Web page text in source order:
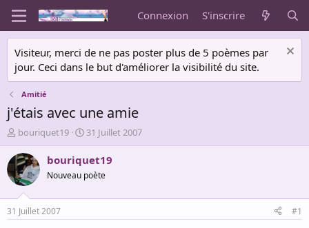
Connexion S'inscrire
Visiteur, merci de ne pas poster plus de 5 poèmes par
jour. Ceci dans le but d'améliorer la visibilité du site.
Amitié
j'étais avec une amie
A
u
t
e
u
r
d
e
bouriquet19
D
a
t
d
é
31 Juillet 2007
bouriquet19
Nouveau poète
31 Juillet 2007 #1